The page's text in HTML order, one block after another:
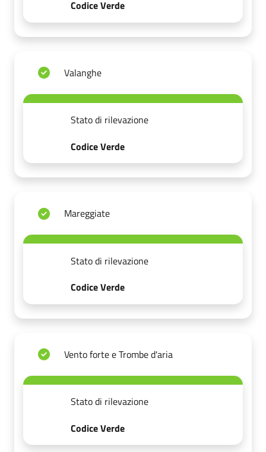
Codice Verde
Valanghe
Stato di rilevazione
Codice Verde
Mareggiate
Stato di rilevazione
Codice Verde
Vento forte e Trombe d'aria
Stato di rilevazione
Codice Verde